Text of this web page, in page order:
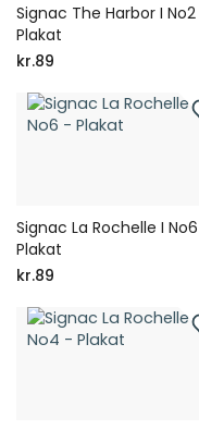
Signac The Harbor I
Plakat
kr.89
Signac La Rochelle I
Plakat
kr.89